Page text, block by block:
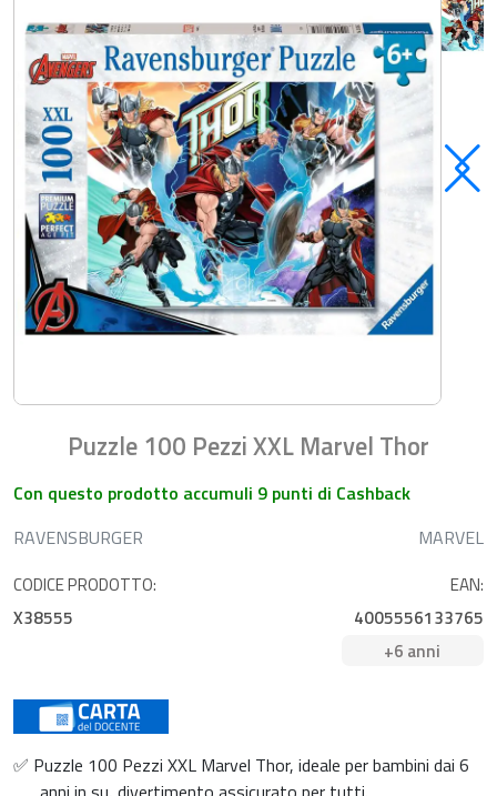
Puzzle 100 Pezzi XXL Marvel Thor
Con questo prodotto accumuli 9 punti di Cashback
RAVENSBURGER
MARVEL
CODICE PRODOTTO:
X38555
EAN:
4005556133765
+6 anni
✅ Puzzle 100 Pezzi XXL Marvel Thor, ideale per bambini dai 6